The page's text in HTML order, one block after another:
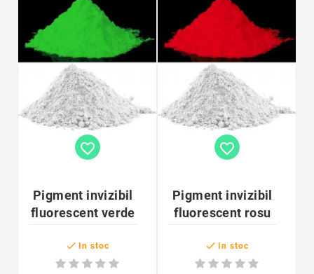
favorite_border
Pigment invizibil
fluorescent verde
 In stoc
favorite_border
Pigment invizibil
fluorescent rosu
 In stoc